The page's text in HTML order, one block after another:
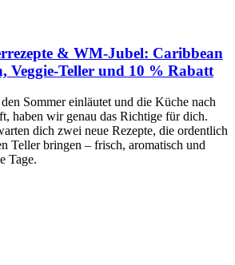
& WM-Jubel: Caribbean
Veggie-Teller und 10 % Rabatt
Sommer einläutet und die Küche nach
haben wir genau das Richtige für dich.
dich zwei neue Rezepte, die ordentlich
Teller bringen – frisch, aromatisch und
Tage.